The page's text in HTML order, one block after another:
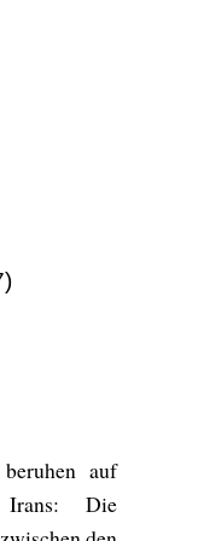
auf
Irans: Die